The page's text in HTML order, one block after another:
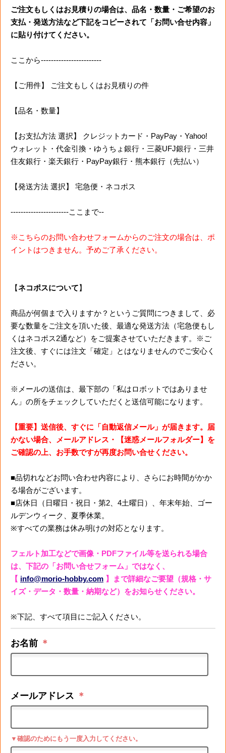
ご注文もしくはお見積りの場合は、品名・数量・ご希望のお
支払・発送方法など下記をコピーされて「お問い合せ内容」
に貼り付けてください。
ここから------------------------
【ご用件】 ご注文もしくはお見積りの件
【品名・数量】
【お支払方法 選択】 クレジットカード・PayPay・Yahoo!
ウォレット・代金引換・ゆうちょ銀行・三菱UFJ銀行・三井
住友銀行・楽天銀行・PayPay銀行・熊本銀行（先払い）
【発送方法 選択】 宅急便・ネコポス
-----------------------ここまで--
※こちらのお問い合わせフォームからのご注文の場合は、ポ
イントはつきません。予めご了承ください。
【ネコポスについて】
商品が何個まで入りますか？というご質問につきまして、必
要な数量をご注文を頂いた後、最適な発送方法（宅急便もし
くはネコポス2通など）をご提案させていただきます。※ご
注文後、すぐには注文「確定」とはなりませんのでご安心く
ださい。
※メールの送信は、最下部の「私はロボットではありませ
ん」の所をチェックしていただくと送信可能になります。
【重要】送信後、すぐに「自動返信メール」が届きます。届
かない場合、メールアドレス・【迷惑メールフォルダー】を
ご確認の上、お手数ですが再度お問い合せください。
■品切れなどお問い合わせ内容により、さらにお時間がかか
る場合がございます。
■店休日（日曜日・祝日・第2、4土曜日）、年末年始、ゴー
ルデンウィーク、夏季休業。
※すべての業務は休み明けの対応となります。
フェルト加工などで画像・PDFファイル等を送られる場合
は、下記の「お問い合せフォーム」ではなく、
【 info@morio-hobby.com 】まで詳細なご要望（規格・サ
イズ・データ・数量・納期など）をお知らせください。
※下記、すべて項目にご記入ください。
お名前 ＊
メールアドレス ＊
▼確認のためにもう一度入力してください。